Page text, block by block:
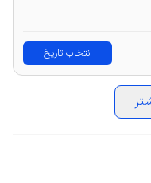
انتخاب تاریخ